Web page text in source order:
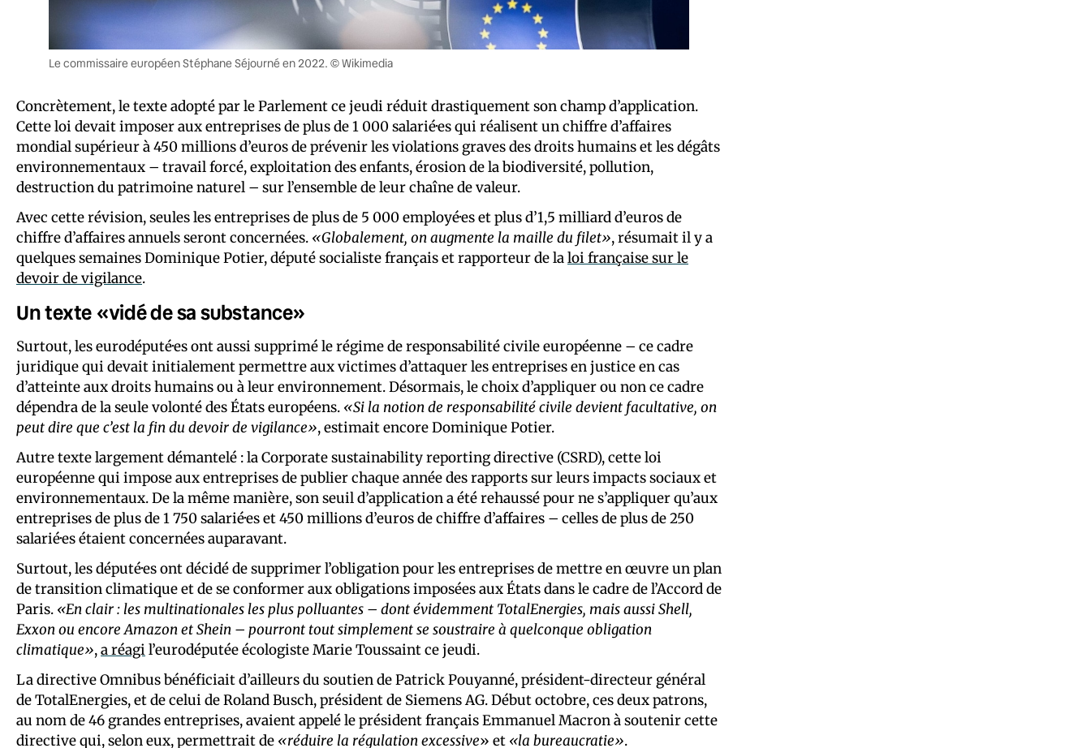
Le commissaire européen Stéphane Séjourné en 2022. © Wikimedia
Concrètement, le texte adopté par le Parlement ce jeudi réduit drastiquement son champ d’application.
Cette loi devait imposer aux entreprises de plus de 1 000 salarié·es qui réalisent un chiffre d’affaires
mondial supérieur à 450 millions d’euros de prévenir les violations graves des droits humains et les dégâts
environnementaux – travail forcé, exploitation des enfants, érosion de la biodiversité, pollution,
destruction du patrimoine naturel – sur l’ensemble de leur chaîne de valeur.
Avec cette révision, seules les entreprises de plus de 5 000 employé·es et plus d’1,5 milliard d’euros de
chiffre d’affaires annuels seront concernées. «Globalement, on augmente la maille du filet», résumait il y a
quelques semaines Dominique Potier, député socialiste français et rapporteur de laloi française sur le
devoir de vigilance.
Un texte «vidé de sa substance»
Surtout, les eurodéputé·es ont aussi supprimé le régime de responsabilité civile européenne – ce cadre
juridique qui devait initialement permettre aux victimes d’attaquer les entreprises en justice en cas
d’atteinte aux droits humains ou à leur environnement. Désormais, le choix d’appliquer ou non ce cadre
dépendra de la seule volonté des États européens. «Si la notion de responsabilité civile devient facultative, on
peut dire que c’est la fin du devoir de vigilance», estimait encore Dominique Potier.
Autre texte largement démantelé : la Corporate sustainability reporting directive (CSRD), cette loi
européenne qui impose aux entreprises de publier chaque année des rapports sur leurs impacts sociaux et
environnementaux. De la même manière, son seuil d’application a été rehaussé pour ne s’appliquer qu’aux
entreprises de plus de 1 750 salarié·es et 450 millions d’euros de chiffre d’affaires – celles de plus de 250
salarié·es étaient concernées auparavant.
Surtout, les député·es ont décidé de supprimer l’obligation pour les entreprises de mettre en œuvre un plan
de transition climatique et de se conformer aux obligations imposées aux États dans le cadre de l’Accord de
Paris. «En clair : les multinationales les plus polluantes – dont évidemment TotalEnergies, mais aussi Shell,
Exxon ou encore Amazon et Shein – pourront tout simplement se soustraire à quelconque obligation
climatique»,a réagi l’eurodéputée écologiste Marie Toussaint ce jeudi.
La directive Omnibus bénéficiait d’ailleurs du soutien de Patrick Pouyanné, président-directeur général
de TotalEnergies, et de celui de Roland Busch, président de Siemens AG. Début octobre, ces deux patrons,
au nom de 46 grandes entreprises, avaient appelé le président français Emmanuel Macron à soutenir cette
directive qui, selon eux, permettrait de «réduire la régulation excessive» et «la bureaucratie».